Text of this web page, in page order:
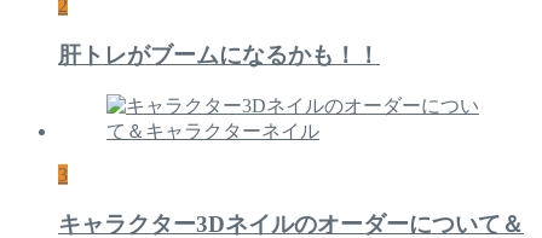
2
肝トレがブームになるかも！！
3
キャラクター3Dネイルのオーダーについて＆